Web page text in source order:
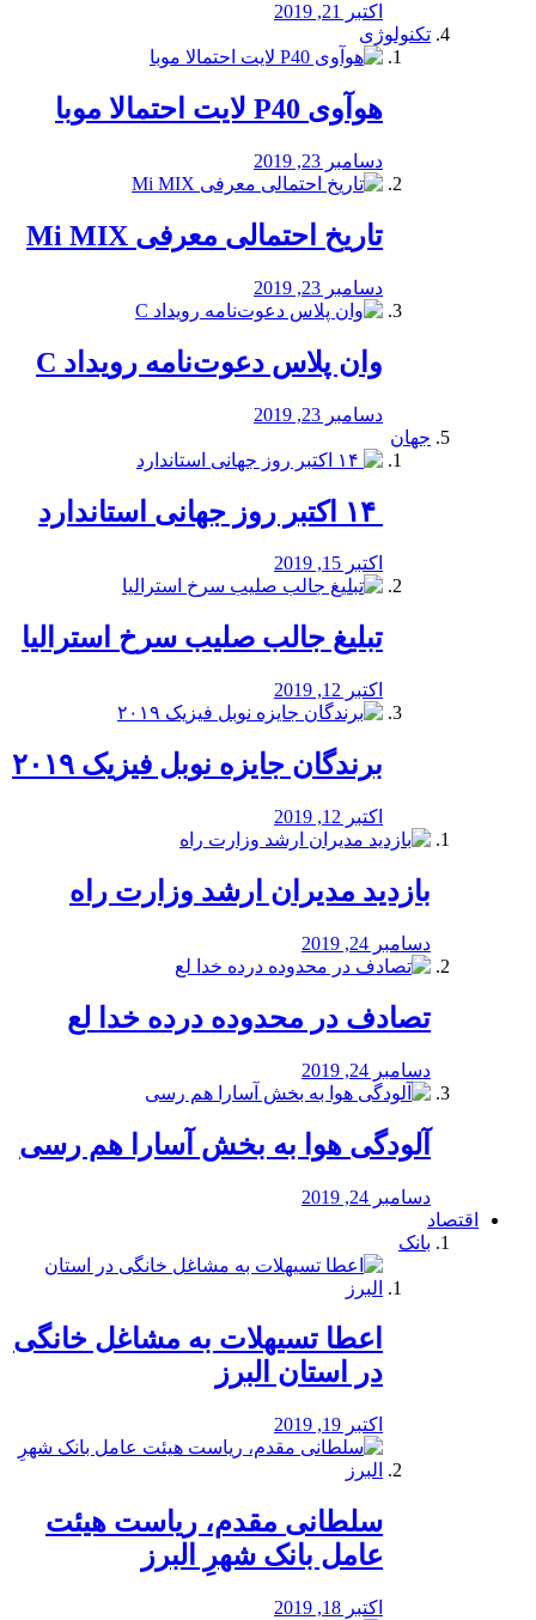
اکتبر 21, 2019
تکنولوژی
هوآوی P40 لایت احتمالا موبا
دسامبر 23, 2019
تاریخ احتمالی معرفی Mi MIX
دسامبر 23, 2019
وان پلاس دعوت‌نامه رویداد C
دسامبر 23, 2019
جهان
اکتبر 15, 2019
تبلیغ جالب صلیب سرخ استرالیا
اکتبر 12, 2019
برندگان جایزه نوبل فیزیک ۲۰۱۹
اکتبر 12, 2019
بازدید مدیران ارشد وزارت راه
دسامبر 24, 2019
تصادف در محدوده درده خدا لع
دسامبر 24, 2019
آلودگی هوا به بخش آسارا هم رسی
دسامبر 24, 2019
اقتصاد
بانک
️اعطا تسیهلات به مشاغل خانگی
در استان البرز
اکتبر 19, 2019
سلطانی مقدم، ریاست هیئت
عامل بانک شهرِ البرز
اکتبر 18, 2019